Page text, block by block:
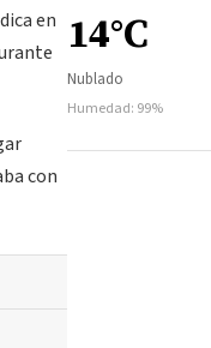
en
con
14°C
Nublado
Humedad: 99%